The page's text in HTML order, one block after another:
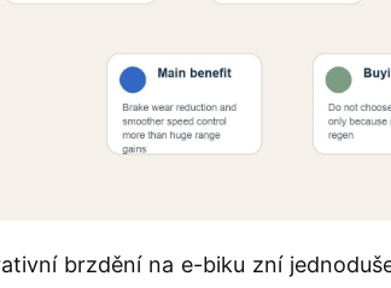
brzdění na e-biku zní